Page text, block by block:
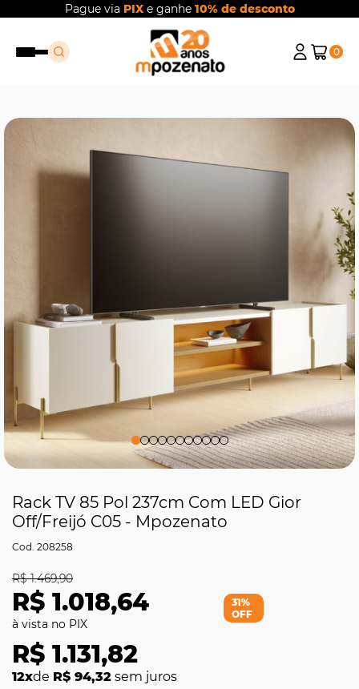
Pague via PIXe ganhe 10% de desconto
0
Rack TV 85 Pol 237cm Com LED Gior
Off/Freijó C05 - Mpozenato
208258
R$ 1.018,64
R$ 1.469,90
R$ 1.131,82
12xde R$ 94,32 sem juros
31%
OFF